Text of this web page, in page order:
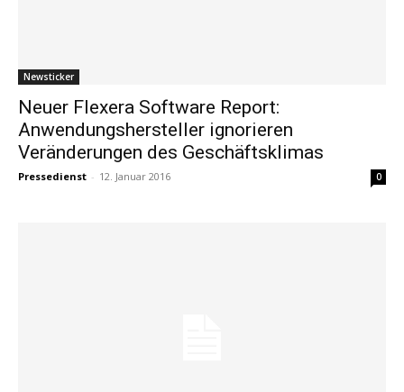
Newsticker
Neuer Flexera Software Report:
Anwendungshersteller ignorieren
Veränderungen des Geschäftsklimas
Pressedienst - 12. Januar 2016 0